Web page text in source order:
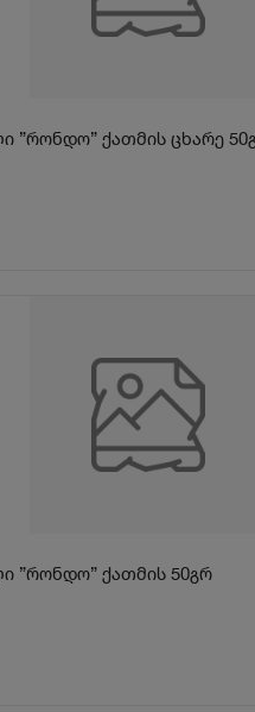
”რონდო” ქათმის ცხარე
”რონდო” ქათმის 50გრ